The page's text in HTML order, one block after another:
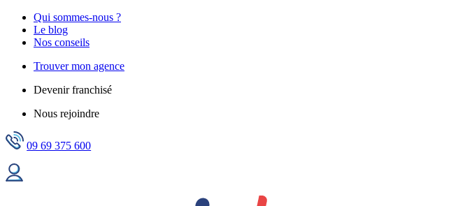
Qui sommes-nous ?
Le blog
Nos conseils
Trouver mon agence
Devenir franchisé
Nous rejoindre
09 69 375 600